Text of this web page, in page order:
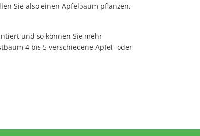
Sie also einen Apfelbaum pflanzen,
und so können Sie mehr
4 bis 5 verschiedene Apfel- oder